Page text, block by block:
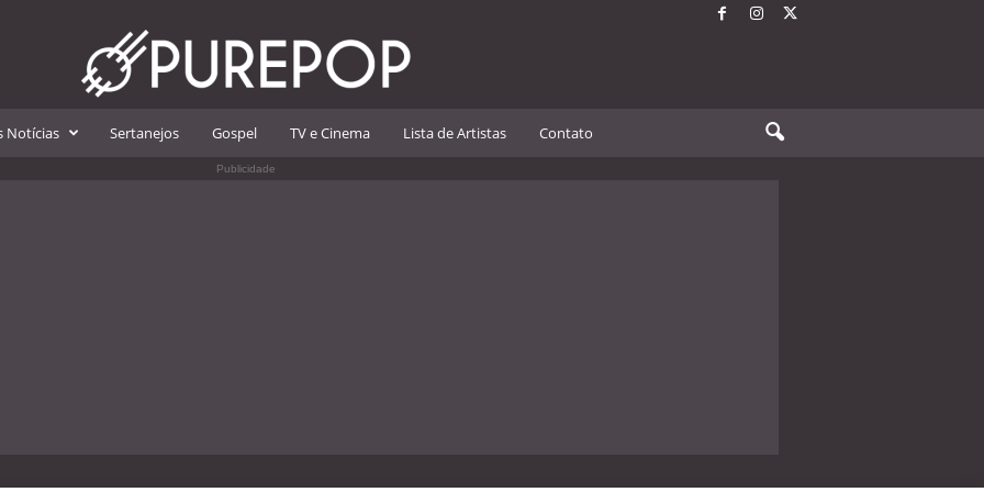
Notícias Sertanejos Gospel TV e Cinema Lista de Artistas Contato
Publicidade